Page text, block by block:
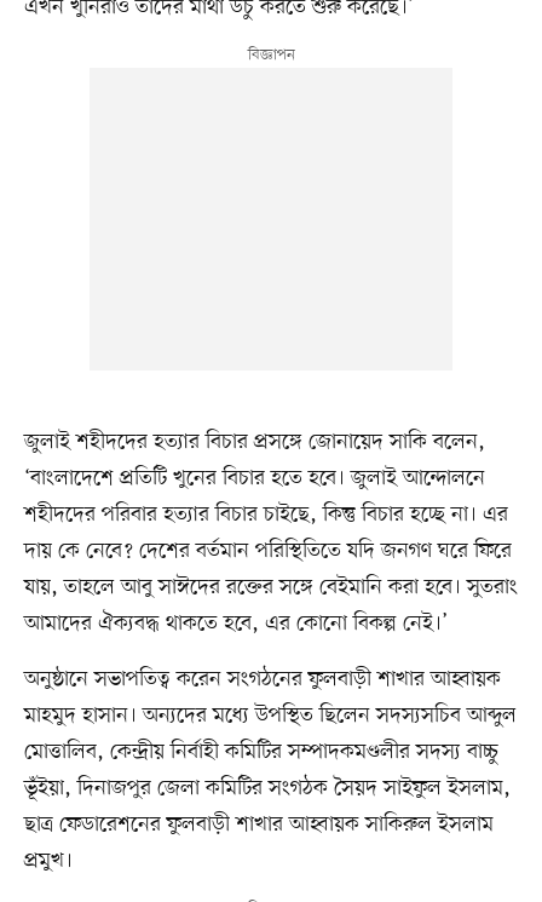
এখন খুনিরাও তাদের মাথা উঁচু করতে শুরু করেছে।’
জুলাই শহীদদের হত্যার বিচার প্রসঙ্গে জোনায়েদ সাকি বলেন,
‘বাংলাদেশে প্রতিটি খুনের বিচার হতে হবে। জুলাই আন্দোলনে
শহীদদের পরিবার হত্যার বিচার চাইছে, কিন্তু বিচার হচ্ছে না। এর
দায় কে নেবে? দেশের বর্তমান পরিস্থিতিতে যদি জনগণ ঘরে ফিরে
যায়, তাহলে আবু সাঈদের রক্তের সঙ্গে বেইমানি করা হবে। সুতরাং
আমাদের ঐক্যবদ্ধ থাকতে হবে, এর কোনো বিকল্প নেই।’
অনুষ্ঠানে সভাপতিত্ব করেন সংগঠনের ফুলবাড়ী শাখার আহ্বায়ক
মাহমুদ হাসান। অন্যদের মধ্যে উপস্থিত ছিলেন সদস্যসচিব আব্দুল
মোত্তালিব, কেন্দ্রীয় নির্বাহী কমিটির সম্পাদকমণ্ডলীর সদস্য বাচ্চু
ভূঁইয়া, দিনাজপুর জেলা কমিটির সংগঠক সৈয়দ সাইফুল ইসলাম,
ছাত্র ফেডারেশনের ফুলবাড়ী শাখার আহ্বায়ক সাকিরুল ইসলাম
প্রমুখ।